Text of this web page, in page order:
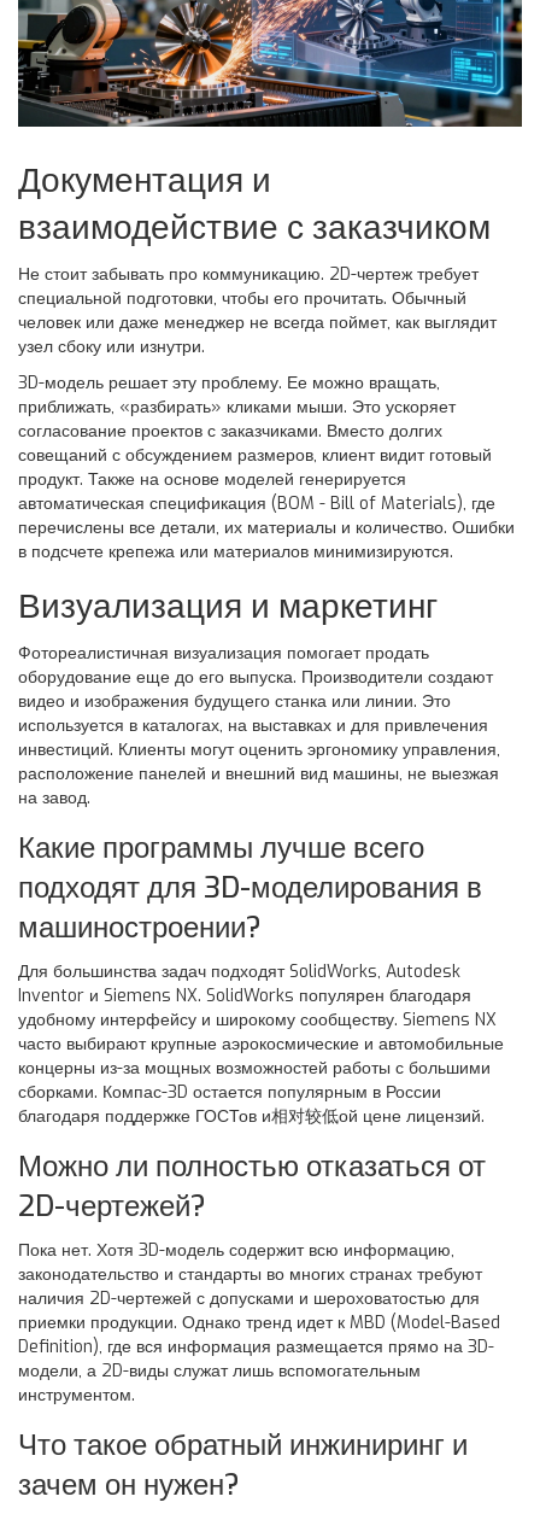
Документация и
взаимодействие с заказчиком
Не стоит забывать про коммуникацию. 2D-чертеж требует
специальной подготовки, чтобы его прочитать. Обычный
человек или даже менеджер не всегда поймет, как выглядит
узел сбоку или изнутри.
3D-модель решает эту проблему. Ее можно вращать,
приближать, «разбирать» кликами мыши. Это ускоряет
согласование проектов с заказчиками. Вместо долгих
совещаний с обсуждением размеров, клиент видит готовый
продукт. Также на основе моделей генерируется
автоматическая спецификация (BOM - Bill of Materials), где
перечислены все детали, их материалы и количество. Ошибки
в подсчете крепежа или материалов минимизируются.
Визуализация и маркетинг
Фотореалистичная визуализация помогает продать
оборудование еще до его выпуска. Производители создают
видео и изображения будущего станка или линии. Это
используется в каталогах, на выставках и для привлечения
инвестиций. Клиенты могут оценить эргономику управления,
расположение панелей и внешний вид машины, не выезжая
на завод.
Какие программы лучше всего
подходят для 3D-моделирования в
машиностроении?
Для большинства задач подходят SolidWorks, Autodesk
Inventor и Siemens NX. SolidWorks популярен благодаря
удобному интерфейсу и широкому сообществу. Siemens NX
часто выбирают крупные аэрокосмические и автомобильные
концерны из-за мощных возможностей работы с большими
сборками. Компас-3D остается популярным в России
благодаря поддержке ГОСТов и相对较低ой цене лицензий.
Можно ли полностью отказаться от
2D-чертежей?
Пока нет. Хотя 3D-модель содержит всю информацию,
законодательство и стандарты во многих странах требуют
наличия 2D-чертежей с допусками и шероховатостью для
приемки продукции. Однако тренд идет к MBD (Model-Based
Definition), где вся информация размещается прямо на 3D-
модели, а 2D-виды служат лишь вспомогательным
инструментом.
Что такое обратный инжиниринг и
зачем он нужен?